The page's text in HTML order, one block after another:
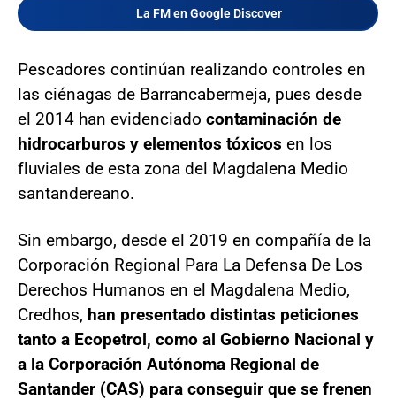
La FM en Google Discover
Pescadores continúan realizando controles en
las ciénagas de Barrancabermeja, pues desde
el 2014 han evidenciado contaminación de
hidrocarburos y elementos tóxicos en los
fluviales de esta zona del Magdalena Medio
santandereano.
Sin embargo, desde el 2019 en compañía de la
Corporación Regional Para La Defensa De Los
Derechos Humanos en el Magdalena Medio,
Credhos, han presentado distintas peticiones
tanto a Ecopetrol, como al Gobierno Nacional y
a la Corporación Autónoma Regional de
Santander (CAS) para conseguir que se frenen